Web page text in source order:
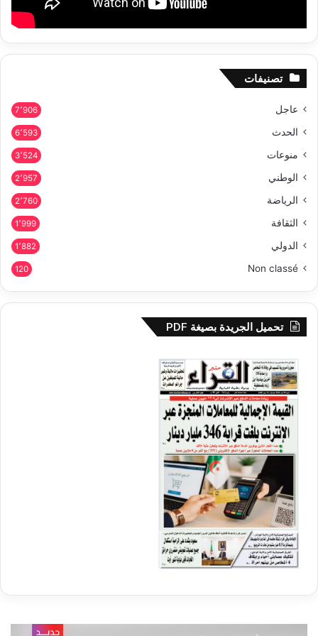
تصنيفات
عاجل 7٬906
الحدث 6٬593
منوعات 3٬524
الوطني 2٬957
الرياضة 2٬760
الثقافة 1٬999
الدولي 1٬882
Non classé
120
تحميل الجريدة بصيغة PDF